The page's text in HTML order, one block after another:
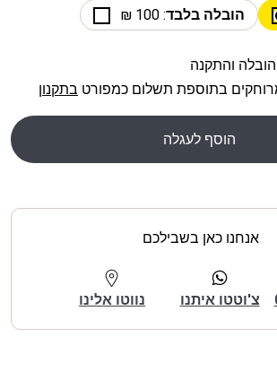
הובלה בלבד: 100 ₪
הובלה והתקנה
בתוספת תשלום כמפורט בתקנון
הוסף לעגלה
אנחנו כאן בשבילכם
צ'וטטו איתנו נווטו אלינו